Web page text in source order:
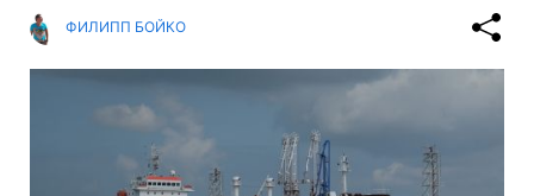
ФИЛИПП БОЙКО